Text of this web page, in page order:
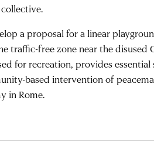
a proposal for a linear
traffic-free zone near the disused
for recreation, provides essential
based intervention of
in Rome.